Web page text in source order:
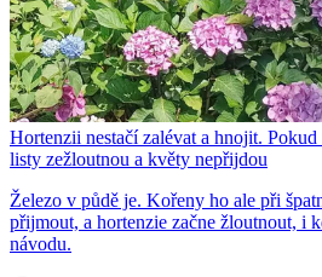
Hortenzii nestačí zalévat a hnojit. Pokud
listy zežloutnou a květy nepřijdou
Železo v půdě je. Kořeny ho ale při
přijmout, a hortenzie začne žloutnout, i
návodu.